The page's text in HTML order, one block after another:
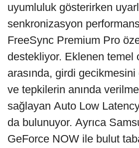
uyumluluk gösterirken
senkronizasyon
FreeSync Premium Pro
destekliyor. Eklenen temel
arasında, girdi
ve tepkilerin anında
sağlayan Auto Low
da bulunuyor. Ayrıca
GeForce NOW ile bulut